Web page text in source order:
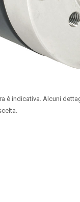
è indicativa. Alcuni